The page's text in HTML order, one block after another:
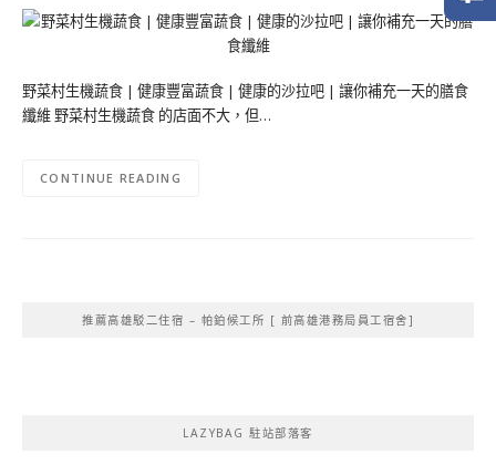
野菜村生機蔬食 | 健康豐富蔬食 | 健康的沙拉吧 | 讓你補充一天的膳食
纖維 野菜村生機蔬食 的店面不大，但…
CONTINUE READING
推薦高雄駁二住宿 – 帕鉑候工所 [ 前高雄港務局員工宿舍]
LAZYBAG 駐站部落客